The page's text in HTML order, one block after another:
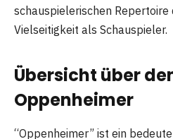
schauspielerischen
Vielseitigkeit als Schauspieler.
Übersicht über
Oppenheimer
“Oppenheimer” ist ein